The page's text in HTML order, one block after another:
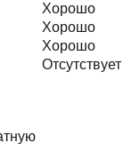
Хорошо
Хорошо
Хорошо
Отсутствует